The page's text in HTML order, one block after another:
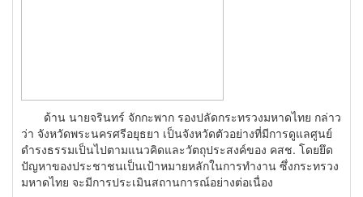
ด้าน นายจรินทร์ จักกะพาก รองปลัดกระทรวงมหาดไทย กล่าว
ว่า จังหวัดพระนครศรีอยุธยา เป็นจังหวัดตัวอย่างที่มีการดูแลศูนย์
ดำรงธรรมเป็นไปตามแนวคิดและวัตถุประสงค์ของ คสช. โดยยึด
ปัญหาของประชาชนเป็นเป้าหมายหลักในการทำงาน ซึ่งกระทรวง
มหาดไทย จะมีการประเมินสถานการณ์อย่างต่อเนื่อง